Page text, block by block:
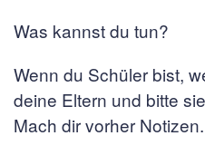
Was kannst du tun?
Wenn du Schüler bist,
deine Eltern und bitte
Mach dir vorher Notizen.